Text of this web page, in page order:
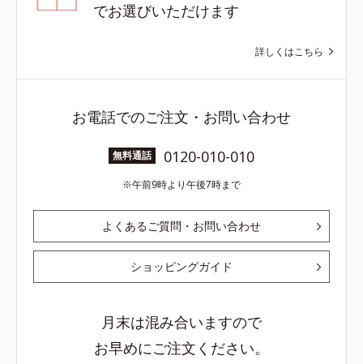
でお選びいただけます
詳しくはこちら
お電話でのご注文・お問い合わせ
無料通話 0120-010-010
午前9時より午後7時まで
よくあるご質問・お問い合わせ
ショッピングガイド
月末は混み合いますので
お早めにご注文ください。